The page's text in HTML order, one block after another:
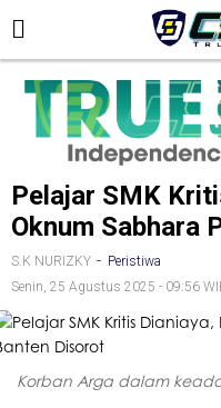
Pelajar SMK
Oknum Sabhara
S.K NURIZKY - Peristiwa
Senin, 25 Agustus 2025 - 09:56
Korban Arga dalam